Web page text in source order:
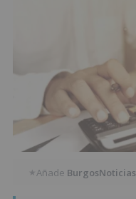
★Añade BurgosNoticias